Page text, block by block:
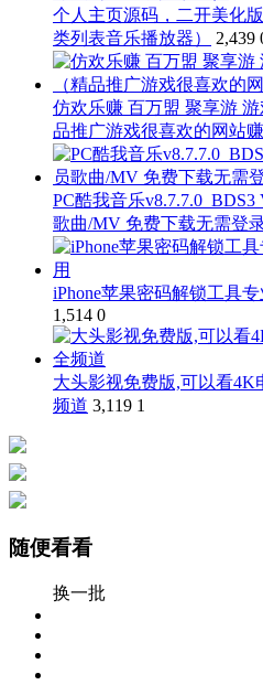
个人主页源码，二开美化
类列表音乐播放器）
2,439
仿欢乐赚 百万盟 聚享游
品推广游戏很喜欢的网站赚
PC酷我音乐
歌曲/MV 免费下载无需登
iPhone苹果密码解锁工具
1,514 0
大头影视免费版,可以看4K
频道 3,119 1
随便看看
换一批